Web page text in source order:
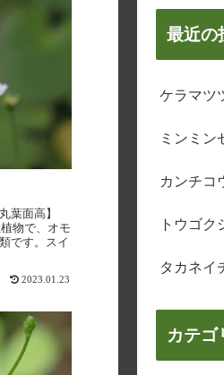
葉面高】
物で、オモ
です。スイ
2023.01.23
最近の
ケラマツ
ミンミン
カンチコ
トウゴク
タカネイ
カテゴ